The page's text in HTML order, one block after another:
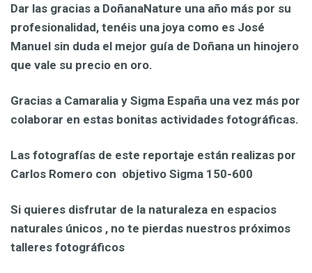
Dar las gracias a DoñanaNature una año más por su
profesionalidad, tenéis una joya como es José
Manuel sin duda el mejor guía de Doñana un hinojero
que vale su precio en oro.
Gracias a Camaralia y Sigma España una vez más por
colaborar en estas bonitas actividades fotográficas.
Las fotografías de este reportaje están realizas por
Carlos Romero con objetivo Sigma 150-600
Si quieres disfrutar de la naturaleza en espacios
naturales únicos , no te pierdas nuestros próximos
talleres fotográficos